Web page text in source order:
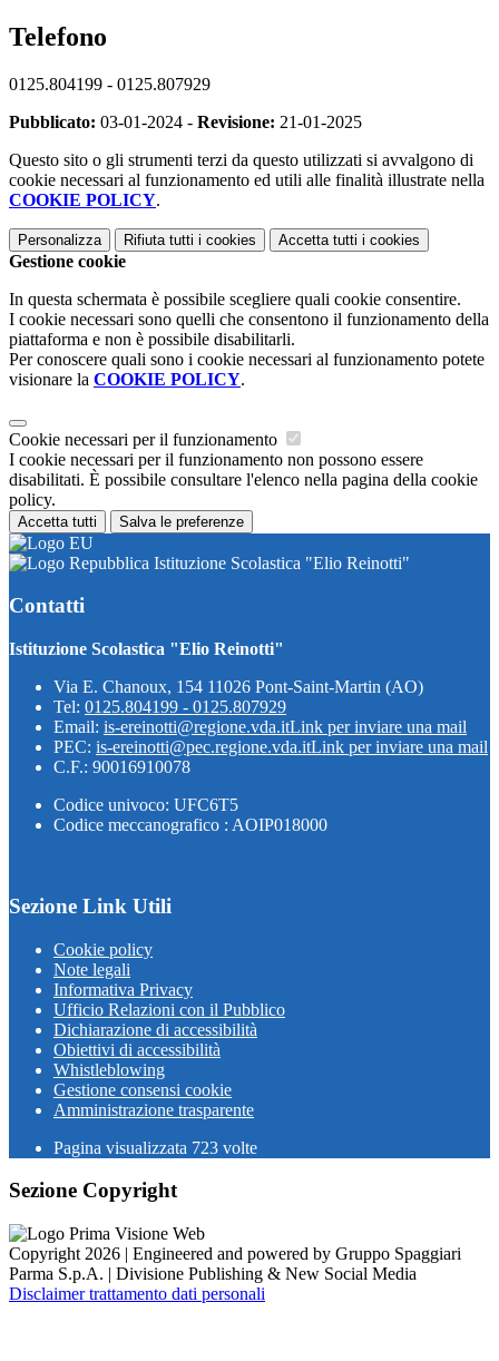
Telefono
0125.804199 - 0125.807929
Pubblicato: 03-01-2024 - Revisione: 21-01-2025
Questo sito o gli strumenti terzi da questo utilizzati si avvalgono di
cookie necessari al funzionamento ed utili alle finalità illustrate nella
COOKIE POLICY.
Personalizza Rifiuta tutti i cookies Accetta tutti i cookies
Gestione cookie
In questa schermata è possibile scegliere quali cookie consentire.
I cookie necessari sono quelli che consentono il funzionamento della
piattaforma e non è possibile disabilitarli.
Per conoscere quali sono i cookie necessari al funzionamento potete
visionare la COOKIE POLICY.
Cookie necessari per il funzionamento
I cookie necessari per il funzionamento non possono essere
disabilitati. È possibile consultare l'elenco nella pagina della cookie
policy.
Accetta tutti Salva le preferenze
Istituzione Scolastica "Elio Reinotti"
Contatti
Istituzione Scolastica "Elio Reinotti"
Via E. Chanoux, 154 11026 Pont-Saint-Martin (AO)
Tel: 0125.804199 - 0125.807929
Email: is-ereinotti@regione.vda.itLink per inviare una mail
PEC: is-ereinotti@pec.regione.vda.itLink per inviare una mail
C.F.: 90016910078
Codice univoco: UFC6T5
Codice meccanografico : AOIP018000
Sezione Link Utili
Cookie policy
Note legali
Informativa Privacy
Ufficio Relazioni con il Pubblico
Dichiarazione di accessibilità
Obiettivi di accessibilità
Whistleblowing
Gestione consensi cookie
Amministrazione trasparente
Pagina visualizzata 723 volte
Sezione Copyright
Copyright 2026 | Engineered and powered by Gruppo Spaggiari
Parma S.p.A. | Divisione Publishing & New Social Media
Disclaimer trattamento dati personali